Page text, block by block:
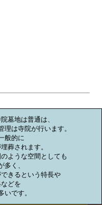
院墓地は普通は、
は寺院が行います。
般的に
葬されます。
ような空間としても
多く、
きるという特長や
どを
いです。